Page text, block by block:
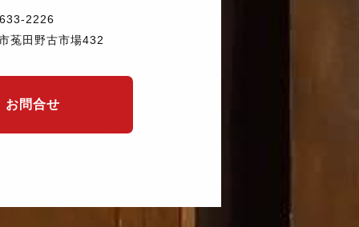
2226
菟田野古市場432
お問合せ